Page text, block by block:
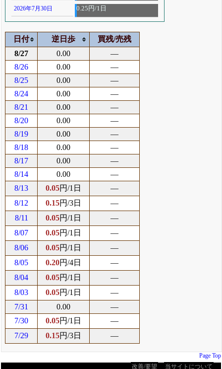
2026年7月30日 0.25円/1日
日付 逆日歩
買残/売残
8/27
0.00
―
8/26
0.00
―
8/25
0.00
―
8/24
0.00
―
8/21
0.00
―
8/20
0.00
―
8/19
0.00
―
8/18
0.00
―
8/17
0.00
―
8/14
0.00
―
8/13
0.05円/1日
―
8/12
0.15円/3日
―
8/11
0.05円/1日
―
8/07
0.05円/1日
―
8/06
0.05円/1日
―
8/05
0.20円/4日
―
8/04
0.05円/1日
―
8/03
0.05円/1日
―
7/31
0.00
―
7/30
0.05円/1日
―
7/29
0.15円/3日 ―
Page Top
改善/要望
当サイトについて